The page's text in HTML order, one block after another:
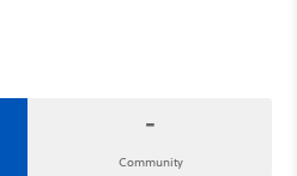
-
Community